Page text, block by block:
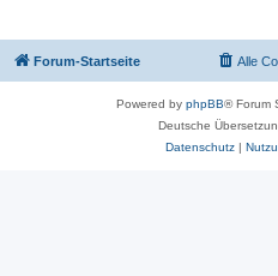
Forum-Startseite Alle
Powered by phpBB® Forum
Deutsche
Datenschutz|